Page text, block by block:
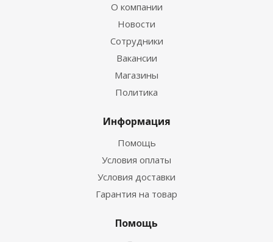
О компании
Новости
Сотрудники
Вакансии
Магазины
Политика
Информация
Помощь
Условия оплаты
Условия доставки
Гарантия на товар
Помощь